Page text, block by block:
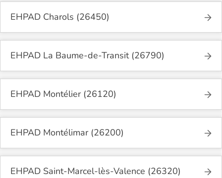
EHPAD Charols (26450)
EHPAD La Baume-de-Transit (26790)
EHPAD Montélier (26120)
EHPAD Montélimar (26200)
EHPAD Saint-Marcel-lès-Valence (26320)